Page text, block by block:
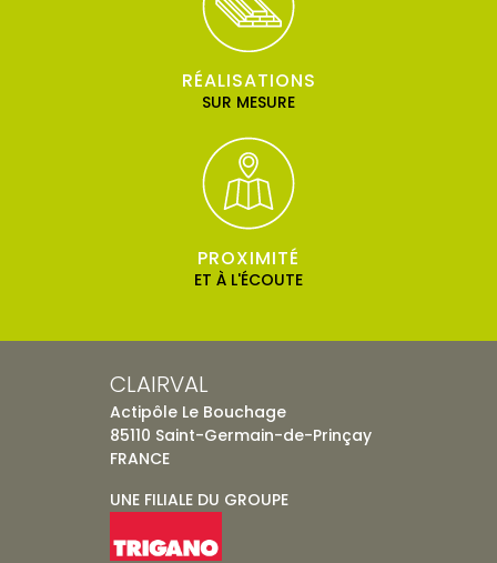
RÉALISATIONS
SUR MESURE
PROXIMITÉ
ET À L'ÉCOUTE
CLAIRVAL
Actipôle Le Bouchage
85110 Saint-Germain-de-Prinçay
FRANCE
UNE FILIALE DU GROUPE